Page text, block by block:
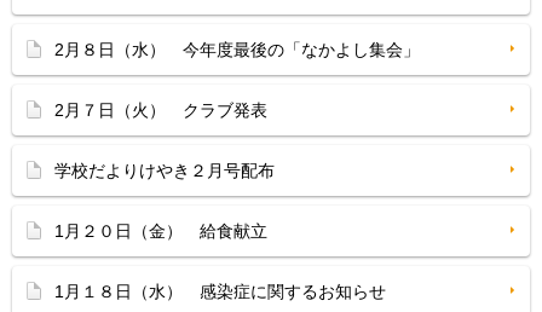
2月８日（水） 今年度最後の「なかよし集会」
2月７日（火） クラブ発表
学校だよりけやき２月号配布
1月２０日（金） 給食献立
1月１８日（水） 感染症に関するお知らせ